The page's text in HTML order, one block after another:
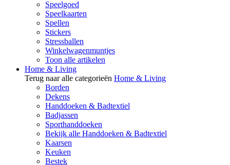
Speelgoed
Speelkaarten
Spellen
Stickers
Stressballen
Winkelwagenmuntjes
Toon alle artikelen
Home & Living
Terug naar alle categorieën Home & Living
Borden
Dekens
Handdoeken & Badtextiel
Badjassen
Sporthanddoeken
Bekijk alle Handdoeken & Badtextiel
Kaarsen
Keuken
Bestek